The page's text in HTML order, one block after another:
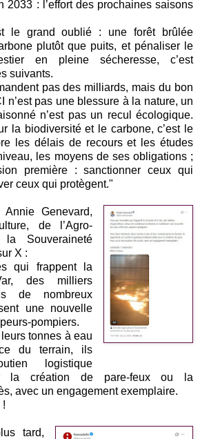
2033 : l’effort des prochaines saisons
le grand oublié : une forêt brûlée
plutôt que puits, et pénaliser le
en pleine sécheresse, c’est
suivants.
pas des milliards, mais du bon
n’est pas une blessure à la nature, un
n’est pas un recul écologique.
la biodiversité et le carbone, c’est le
les délais de recours et les études
les moyens de ses obligations ;
première : sanctionner ceux qui
ceux qui protègent."
Genevard,
de l’Agro-
Souveraineté
X :
qui frappent la
des milliers
de nombreux
une nouvelle
pompiers.
tonnes à eau
du terrain, ils
logistique
la création de pare-feux ou la
avec un engagement exemplaire.
!
tard,